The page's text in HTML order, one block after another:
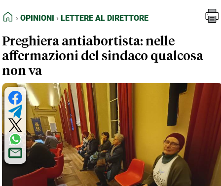
FEED RSS
NORMATIVE DEONTOLOGICHE
TERMINI e CONDIZIONI
Opinioni
Lettere al Direttore
HOME
OPINIONI LETTERE AL DIRETTORE
Preghiera antiabortista: nelle
affermazioni del sindaco qualcosa
non va